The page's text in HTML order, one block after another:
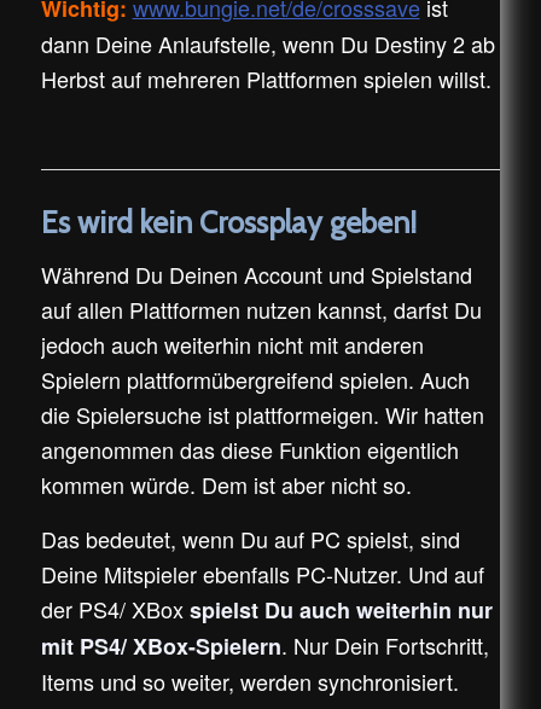
Wichtig: www.bungie.net/de/crosssaveist
dann Deine Anlaufstelle, wenn Du Destiny 2 ab
Herbst auf mehreren Plattformen spielen willst.
Es wird kein Crossplay geben!
Während Du Deinen Account und Spielstand
auf allen Plattformen nutzen kannst, darfst Du
jedoch auch weiterhin nicht mit anderen
Spielern plattformübergreifend spielen. Auch
die Spielersuche ist plattformeigen. Wir hatten
angenommen das diese Funktion eigentlich
kommen würde. Dem ist aber nicht so.
Das bedeutet, wenn Du auf PC spielst, sind
Deine Mitspieler ebenfalls PC-Nutzer. Und auf
der PS4/ XBoxspielst Du auch weiterhin nur
mit PS4/ XBox-Spielern. Nur Dein Fortschritt,
Items und so weiter, werden synchronisiert.